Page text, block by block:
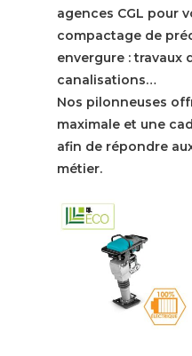
agences CGL pour
compactage de
envergure : travaux
canalisations…
Nos pilonneuses
maximale et une
afin de répondre
métier.